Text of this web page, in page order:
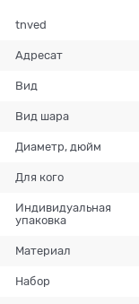
tnved
Адресат
Вид
Вид шара
Диаметр, дюйм
Для кого
Индивидуальная
упаковка
Материал
Набор